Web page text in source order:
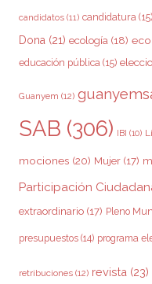
candidatos (11) candidatura (15)
Dona (21) ecología (18)
educación pública (15)
Guanyem (12)
SAB (306) IBI (10)
mociones (20) Mujer (17)
Participación
extraordinario (17) Pleno
presupuestos (14) programa
retribuciones (12) revista (23)